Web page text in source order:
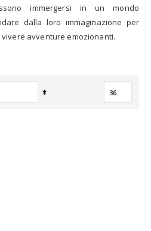
immergersi in un mondo
dalla loro immaginazione per
avventure emozionanti.
Imposta